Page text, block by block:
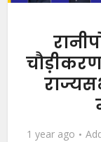
1 year ago